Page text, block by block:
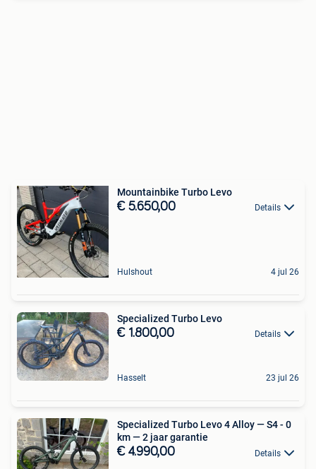
Mountainbike Turbo Levo
€ 5.650,00 Details
Hulshout 4 jul 26
Specialized Turbo Levo
€ 1.800,00 Details
Hasselt 23 jul 26
Specialized Turbo Levo 4 Alloy — S4 - 0
km — 2 jaar garantie
€ 4.990,00 Details